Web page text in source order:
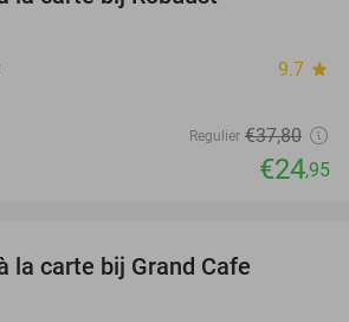
9.7 star
Regulier €37,80
€24,95
la carte bij Grand Cafe